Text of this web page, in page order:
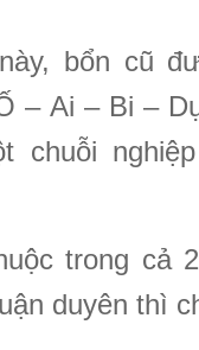
bổn cũ
– Ai – Bi –
chuỗi
trong cả
duyên thì